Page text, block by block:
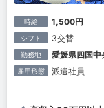
時給 1,500円
シフト 3交替
勤務地 愛媛県四国
雇用形態 派遣社員